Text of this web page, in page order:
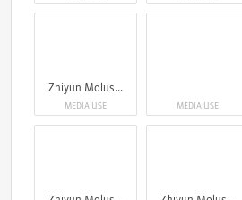
Zhiyun Molus G300
MEDIA USE MEDIA USE